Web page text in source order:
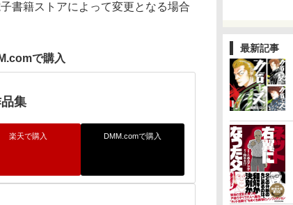
最新記事
書籍ストアによって変更となる場合
で購入
集
楽天で購入 DMM.comで購入